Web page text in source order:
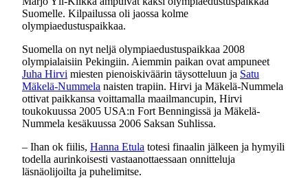
Suomelle. Kilpailussa oli jaossa kolme
olympiaedustuspaikkaa.
Suomella on nyt neljä olympiaedustuspaikkaa 2008
olympialaisiin Pekingiin. Aiemmin paikan ovat ampuneet
Juha Hirvi miesten pienoiskiväärin täysotteluun ja Satu
Mäkelä-Nummela naisten trapiin. Hirvi ja Mäkelä-Nummela
ottivat paikkansa voittamalla maailmancupin, Hirvi
toukokuussa 2005 USA:n Fort Benningissä ja Mäkelä-
Nummela kesäkuussa 2006 Saksan Suhlissa.
– Ihan ok fiilis, Hanna Etula totesi finaalin jälkeen ja hymyili
todella aurinkoisesti vastaanottaessaan onnitteluja
läsnäolijoilta ja puhelimitse.